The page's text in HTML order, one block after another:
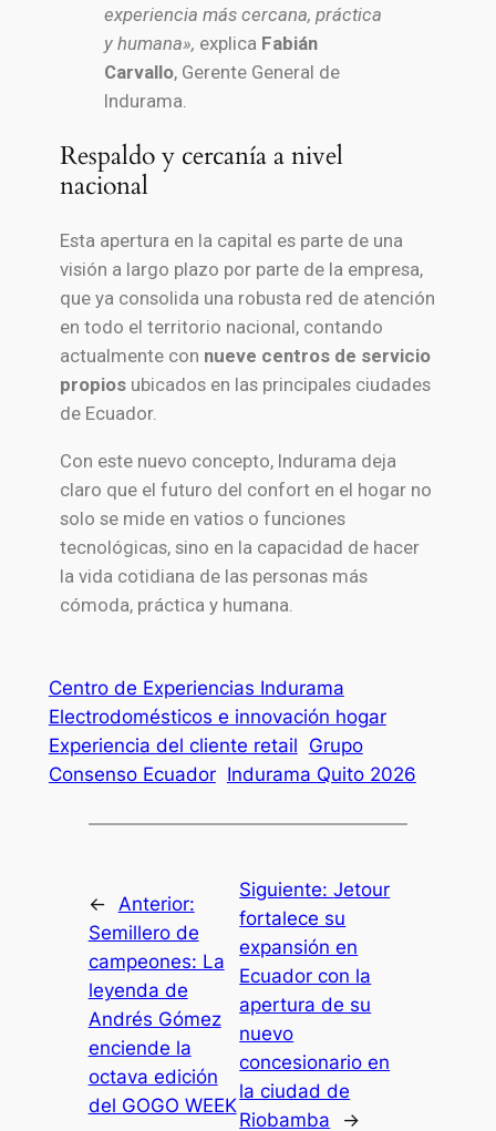
experiencia más cercana, práctica
y humana», explica Fabián
Carvallo, Gerente General de
Indurama.
Respaldo y cercanía a nivel
nacional
Esta apertura en la capital es parte de una
visión a largo plazo por parte de la empresa,
que ya consolida una robusta red de atención
en todo el territorio nacional, contando
actualmente con nueve centros de servicio
propiosubicados en las principales ciudades
de Ecuador.
Con este nuevo concepto, Indurama deja
claro que el futuro del confort en el hogar no
solo se mide en vatios o funciones
tecnológicas, sino en la capacidad de hacer
la vida cotidiana de las personas más
cómoda, práctica y humana.
Centro de Experiencias Indurama
Electrodomésticos e innovación hogar
Experiencia del cliente retail Grupo
Consenso Ecuador Indurama Quito 2026
←
Anterior:
Semillero de
campeones: La
leyenda de
Andrés Gómez
enciende la
octava edición
del GOGO WEEK
Siguiente:Jetour
fortalece su
expansión en
Ecuador con la
apertura de su
nuevo
concesionario en
la ciudad de
Riobamba
→